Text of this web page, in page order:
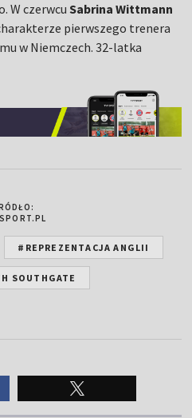
W czerwcuSabrina Wittmann
pierwszego trenera
w Niemczech. 32-latka
#REPREZENTACJA ANGLII
SOUTHGATE